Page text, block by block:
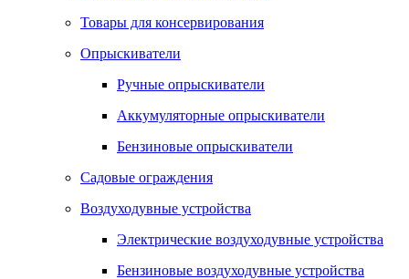
Товары для консервирования
Опрыскиватели
Ручные опрыскиватели
Аккумуляторные опрыскиватели
Бензиновые опрыскиватели
Садовые ограждения
Воздуходувные устройства
Электрические воздуходувные устройства
Бензиновые воздуходувные устройства